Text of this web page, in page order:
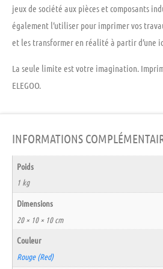
jeux de société aux pièces et composants
également l’utiliser pour imprimer vos
et les transformer en réalité à partir d’une
La seule limite est votre imagination.
ELEGOO.
INFORMATIONS
Poids
1 kg
Dimensions
20 × 10 × 10 cm
Couleur
Rouge (Red)